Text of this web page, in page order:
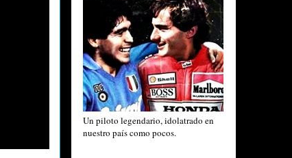
Un piloto legendario, idolatrado en
nuestro país como pocos.